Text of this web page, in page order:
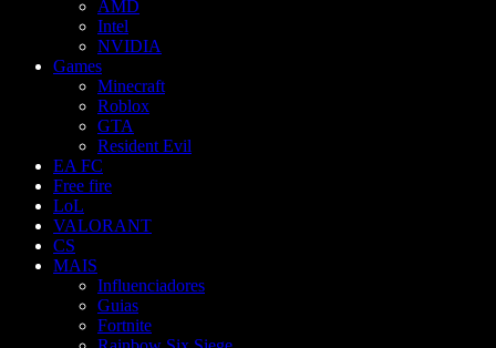
AMD
Intel
NVIDIA
Games
Minecraft
Roblox
GTA
Resident Evil
EA FC
Free fire
LoL
VALORANT
CS
MAIS
Influenciadores
Guias
Fortnite